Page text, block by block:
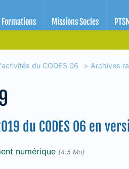
Alpes-Maritimes
Formations Missions Socles
du CODES 06 Archives
du CODES 06 en
numérique (4.5 Mo)